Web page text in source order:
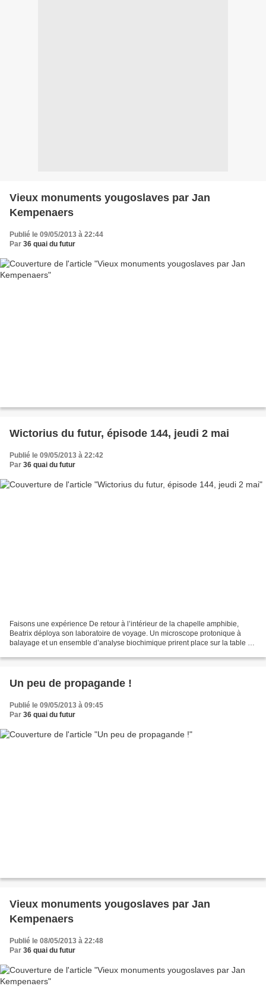
Vieux monuments yougoslaves par Jan
Kempenaers
Publié le 09/05/2013 à 22:44
Par 36 quai du futur
Wictorius du futur, épisode 144, jeudi 2 mai
Publié le 09/05/2013 à 22:42
Par 36 quai du futur
Faisons une expérience De retour à l’intérieur de la chapelle amphibie,
Beatrix déploya son laboratoire de voyage. Un microscope protonique à
balayage et un ensemble d’analyse biochimique prirent place sur la table de
Un peu de propagande !
Publié le 09/05/2013 à 09:45
Par 36 quai du futur
Vieux monuments yougoslaves par Jan
Kempenaers
Publié le 08/05/2013 à 22:48
Par 36 quai du futur